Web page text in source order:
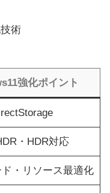
術
強化ポイント
・HDR対応
・リソース最適化